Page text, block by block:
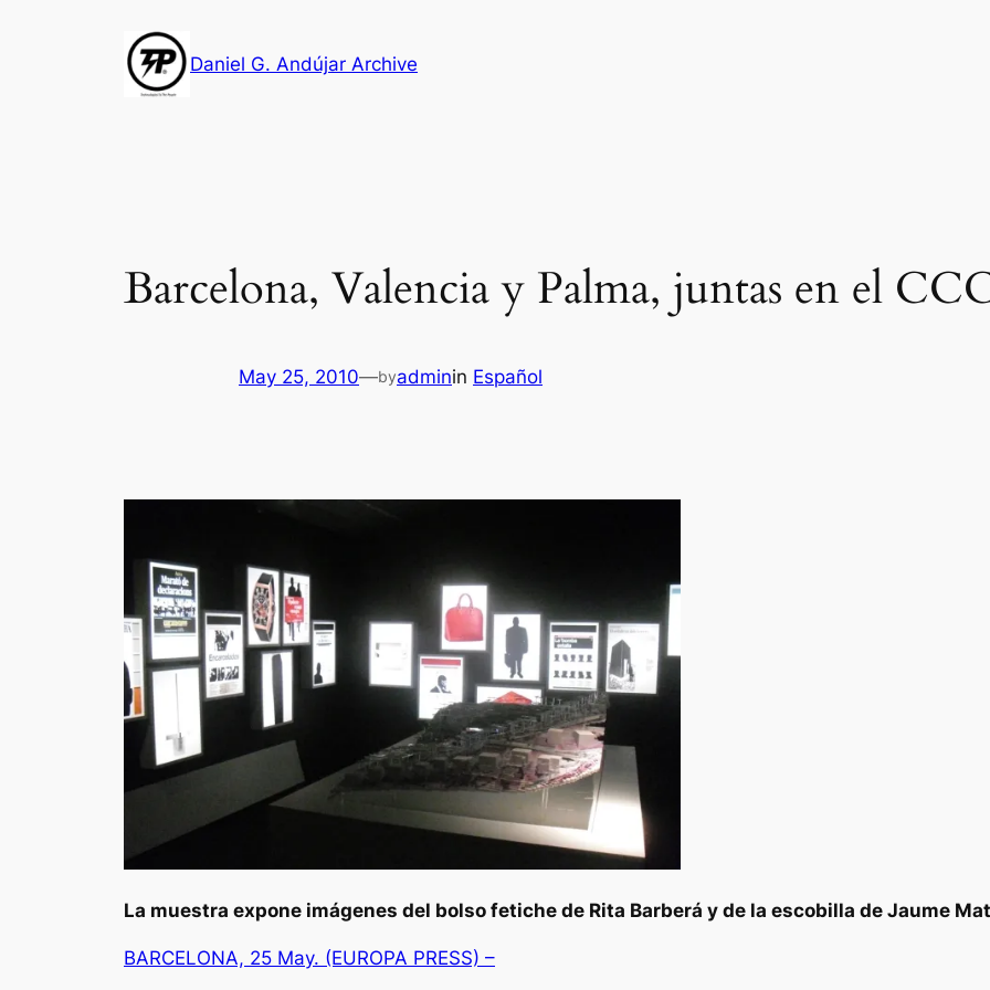
Daniel G. Andújar Archive
Barcelona, Valencia y Palma, juntas en el
May 25, 2010—byadminin Español
La muestra expone imágenes del bolso fetiche de Rita Barberá y de la escobilla de Jaume
BARCELONA, 25 May. (EUROPA PRESS) –